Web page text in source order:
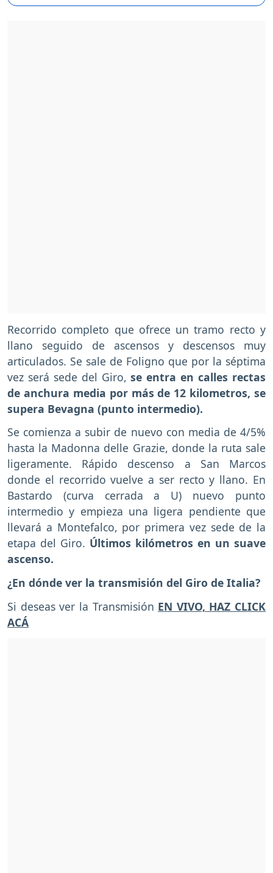
Recorrido completo que ofrece un tramo recto y
llano seguido de ascensos y descensos muy
articulados. Se sale de Foligno que por la séptima
vez será sede del Giro,se entra en calles rectas
de anchura media por más de 12 kilometros, se
supera Bevagna (punto intermedio).
Se comienza a subir de nuevo con media de 4/5%
hasta la Madonna delle Grazie, donde la ruta sale
ligeramente. Rápido descenso a San Marcos
donde el recorrido vuelve a ser recto y llano. En
Bastardo (curva cerrada a U) nuevo punto
intermedio y empieza una ligera pendiente que
llevará a Montefalco, por primera vez sede de la
etapa del Giro. Últimos kilómetros en un suave
ascenso.
¿En dónde ver la transmisión del Giro de Italia?
Si deseas ver la Transmisión EN VIVO, HAZ CLICK
ACÁ